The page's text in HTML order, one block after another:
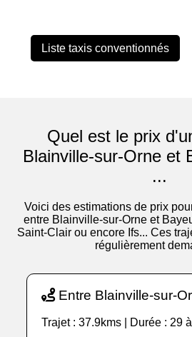
Liste taxis conventionnés
Quel est le prix
Blainville-sur-Orne et
...
Voici des estimations de prix
entre Blainville-sur-Orne et
Saint-Clair ou encore Ifs... Ces
régulièrement
Entre Blainville-sur-
Trajet : 37.9kms | Durée : 29